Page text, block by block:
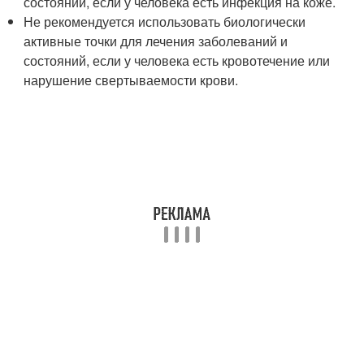
Не рекомендуется использовать биологически
активные точки для лечения заболеваний и
состояний, если у человека есть кровотечение или
нарушение свертываемости крови.